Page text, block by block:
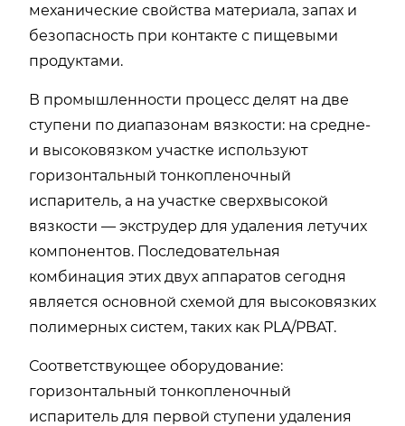
механические свойства материала, запах и
безопасность при контакте с пищевыми
продуктами.
В промышленности процесс делят на две
ступени по диапазонам вязкости: на средне-
и высоковязком участке используют
горизонтальный тонкопленочный
испаритель, а на участке сверхвысокой
вязкости — экструдер для удаления летучих
компонентов. Последовательная
комбинация этих двух аппаратов сегодня
является основной схемой для высоковязких
полимерных систем, таких как PLA/PBAT.
Соответствующее оборудование:
горизонтальный тонкопленочный
испаритель для первой ступени удаления